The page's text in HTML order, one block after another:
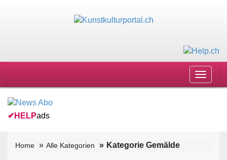
Toggle
✔ HELPads
Home Alle Kategorien Kategorie Gemälde